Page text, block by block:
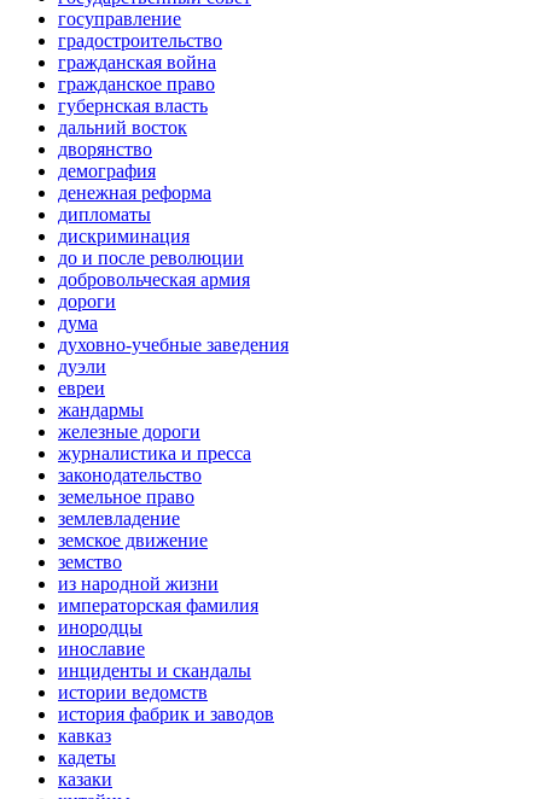
госуправление
градостроительство
гражданская война
гражданское право
губернская власть
дальний восток
дворянство
демография
денежная реформа
дипломаты
дискриминация
до и после революции
добровольческая армия
дороги
дума
духовно-учебные заведения
дуэли
евреи
жандармы
железные дороги
журналистика и пресса
законодательство
земельное право
землевладение
земское движение
земство
из народной жизни
императорская фамилия
инородцы
инославие
инциденты и скандалы
истории ведомств
история фабрик и заводов
кавказ
кадеты
казаки